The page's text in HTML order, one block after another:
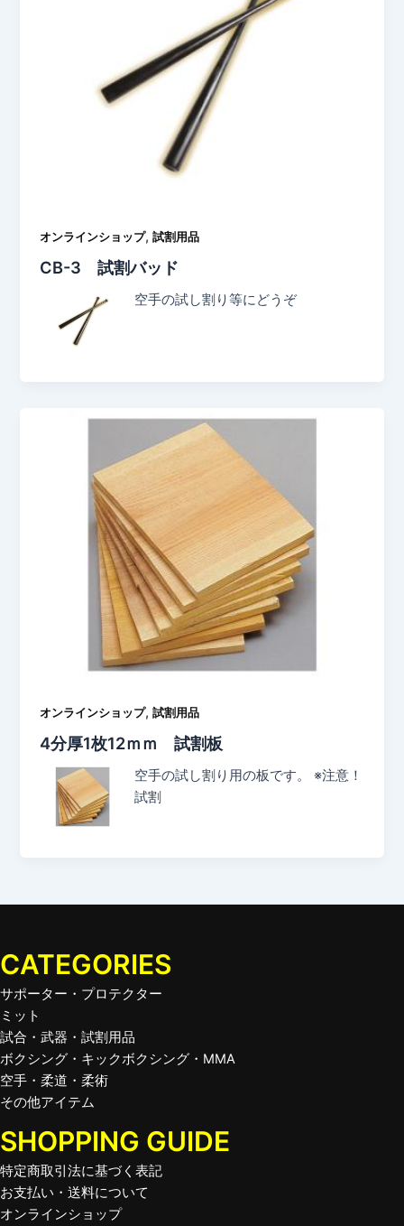
オンラインショップ,試割用品
CB-3 試割バッド
空手の試し割り等にどうぞ
オンラインショップ,試割用品
4分厚1枚12ｍｍ 試割板
空手の試し割り用の板です。 ※注意！
試割
CATEGORIES
サポーター・プロテクター
ミット
試合・武器・試割用品
ボクシング・キックボクシング・MMA
空手・柔道・柔術
その他アイテム
SHOPPING GUIDE
特定商取引法に基づく表記
お支払い・送料について
オンラインショップ